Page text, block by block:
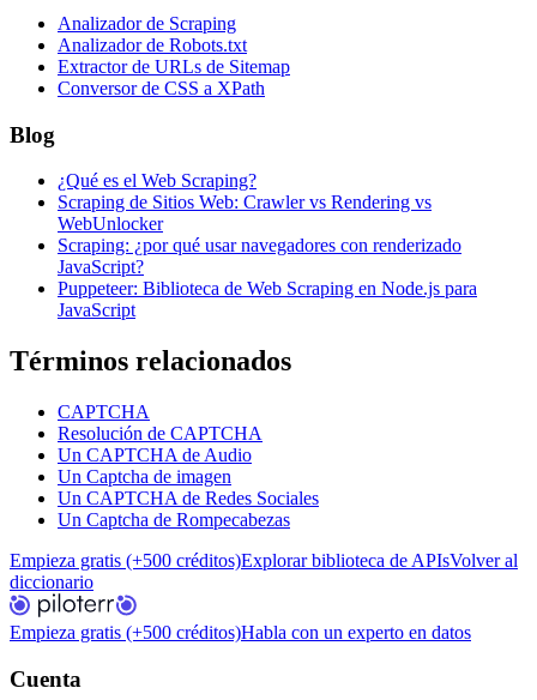
Analizador de Scraping
Analizador de Robots.txt
Extractor de URLs de Sitemap
Conversor de CSS a XPath
Blog
¿Qué es el Web Scraping?
Scraping de Sitios Web: Crawler vs Rendering vs
WebUnlocker
Scraping: ¿por qué usar navegadores con renderizado
JavaScript?
Puppeteer: Biblioteca de Web Scraping en Node.js para
JavaScript
Términos relacionados
CAPTCHA
Resolución de CAPTCHA
Un CAPTCHA de Audio
Un Captcha de imagen
Un CAPTCHA de Redes Sociales
Un Captcha de Rompecabezas
Empieza gratis (+500 créditos)Explorar biblioteca de APIsVolver al
diccionario
Empieza gratis (+500 créditos)Habla con un experto en datos
Cuenta